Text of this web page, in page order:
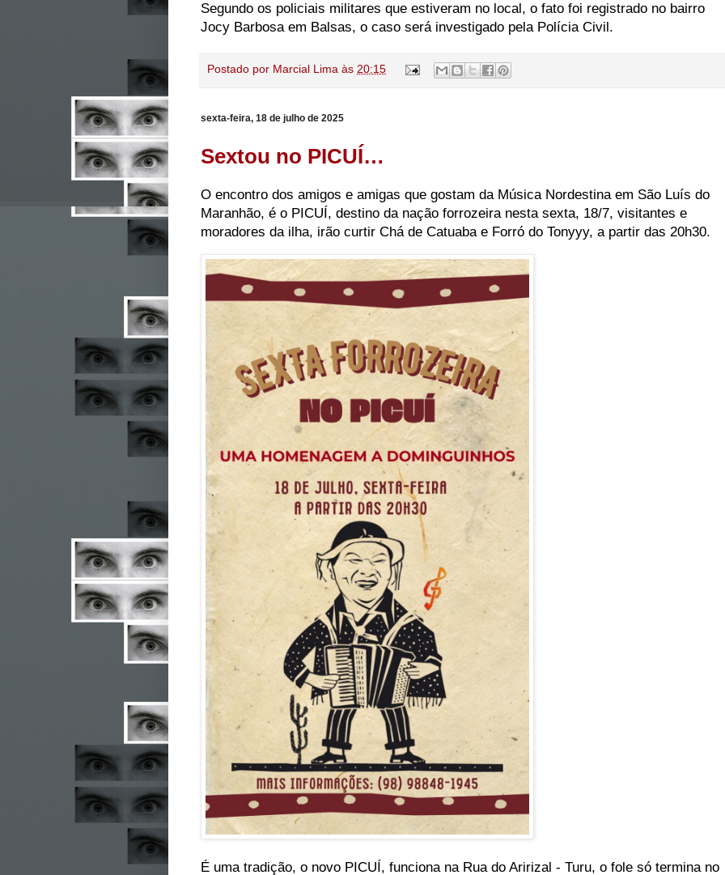
Segundo os policiais militares que estiveram no local, o fato foi registrado no bairro
Jocy Barbosa em Balsas, o caso será investigado pela Polícia Civil.
Postado por Marcial Lima às 20:15
sexta-feira, 18 de julho de 2025
Sextou no PICUÍ…
O encontro dos amigos e amigas que gostam da Música Nordestina em São Luís do
Maranhão, é o PICUÍ, destino da nação forrozeira nesta sexta, 18/7, visitantes e
moradores da ilha, irão curtir Chá de Catuaba e Forró do Tonyyy, a partir das 20h30.
É uma tradição, o novo PICUÍ, funciona na Rua do Aririzal - Turu, o fole só termina no